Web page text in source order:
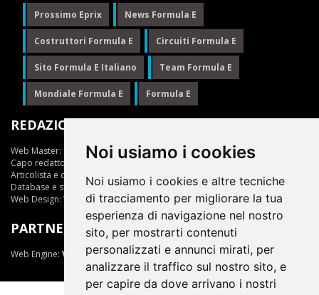
Noi usiamo i cookies
Noi usiamo i cookies e altre tecniche
di tracciamento per migliorare la tua
esperienza di navigazione nel nostro
sito, per mostrarti contenuti
personalizzati e annunci mirati, per
analizzare il traffico sul nostro sito, e
per capire da dove arrivano i nostri
Prossimo Eprix News Formula E
Costruttori Formula E Circuiti Formula E
Sito Formula E Italiano Team Formula E
Mondiale Formula E Formula E
REDAZIONE
Web Master:
Ing.Daniele Muscarella
Capo redattore:
Giuseppe Cianci
Articolista e opinionista:
Giuseppe Cianci
Database e statistiche: Marcella Toschi
Web Design: Vittorio Arena
PARTNER
Web Engine: ViDa 3.0